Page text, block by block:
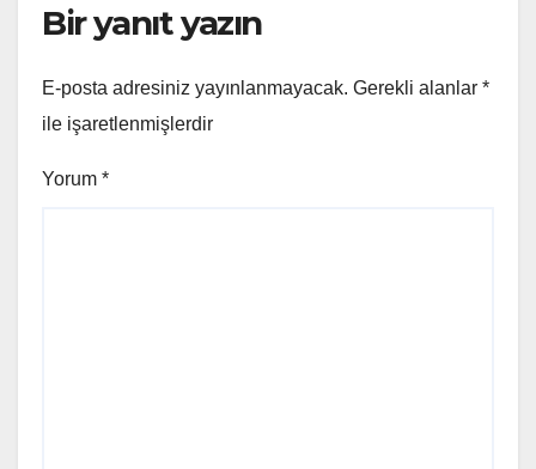
Bir yanıt yazın
E-posta adresiniz yayınlanmayacak. Gerekli alanlar *
ile işaretlenmişlerdir
Yorum *